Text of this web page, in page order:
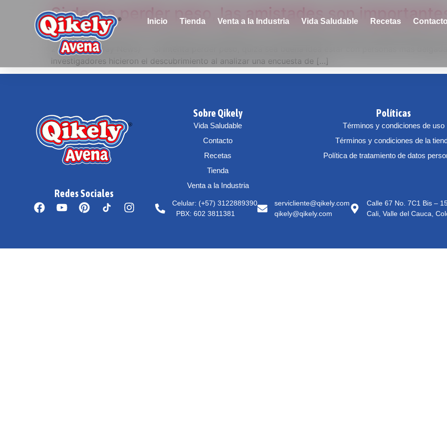
Inicio Tienda Venta a la Industria Vida Saludable Recetas Contacto
Si desea perder peso, las amistades son importantes
Un estudio encontró que las personas con sobrepeso son más propensas a rebajar si pasan tiempo con
2016 (HealthDay News) — Si intenta perder peso, quizá sea buena idea estar con personas más
investigadores hicieron el descubrimiento al analizar una encuesta de […]
Redes Sociales
Sobre Qikely
Vida Saludable
Contacto
Recetas
Tienda
Venta a la Industria
Políticas
Términos y condiciones de uso
Términos y condiciones de la
Política de tratamiento de datos
Celular: (+57) 3122889390
PBX: 602 3811381
servicliente@qikely.com
qikely@qikely.com
Calle 67 No. 7C1 Bis –
Cali, Valle del Cauca,